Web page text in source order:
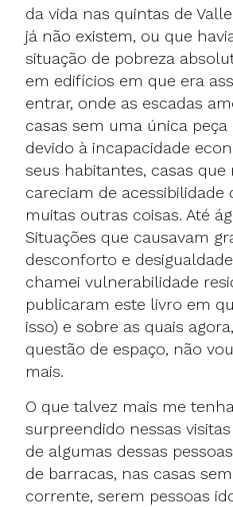
da vida nas quintas de
já não existem, ou que
situação de pobreza
em edifícios em que era
entrar, onde as escadas
casas sem uma única
devido à incapacidade
seus habitantes, casas que
careciam de acessibilidade
muitas outras coisas. Até
Situações que causavam
desconforto e
chamei vulnerabilidade
publicaram este livro em
isso) e sobre as quais
questão de espaço, não
mais.
O que talvez mais me
surpreendido nessas
de algumas dessas
de barracas, nas casas
corrente, serem pessoas